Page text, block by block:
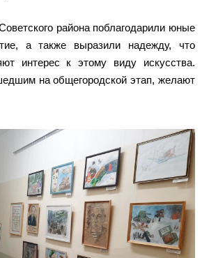
района поблагодарили юные
а также выразили надежду, что
интерес к этому виду искусства.
на общегородской этап, желают